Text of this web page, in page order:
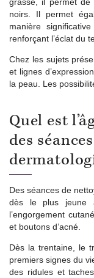
noirs. Il permet
manière
renforçant l’éclat du
Chez les sujets
et lignes
la peau. Les
Quel est
des
Des séances de
dès le plus jeune
l’engorgement
et boutons d’acné.
Dès la trentaine, le
premiers signes du
des ridules et